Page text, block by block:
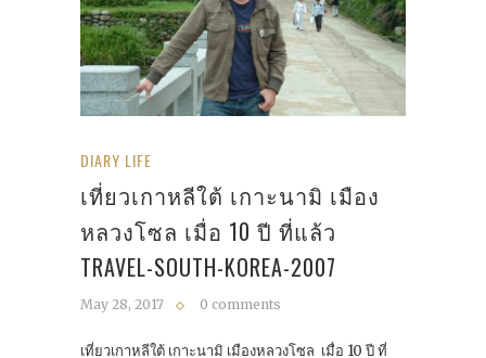
DIARY LIFE
เที่ยวเกาหลีใต้ เกาะนามิ เมือง
หลวงโซล เมื่อ 10 ปี ที่แล้ว
TRAVEL-SOUTH-KOREA-2007
May 28, 2017 0 comments
เที่ยวเกาหลีใต้ เกาะนามิ เมืองหลวงโซล เมื่อ 10 ปี ที่